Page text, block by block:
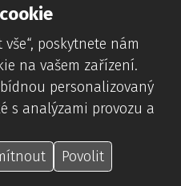
neuniknou žádné
nabídce.
získáte
1000 Kč
Email
poskytnete nám
na vašem zařízení.
personalizovaný
s analýzami provozu a
Povolit